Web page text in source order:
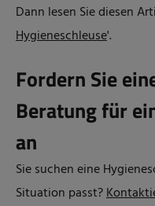
Dann lesen Sie diesen
Hygieneschleuse'.
Fordern Sie
Beratung für
an
Sie suchen eine
Situation passt?